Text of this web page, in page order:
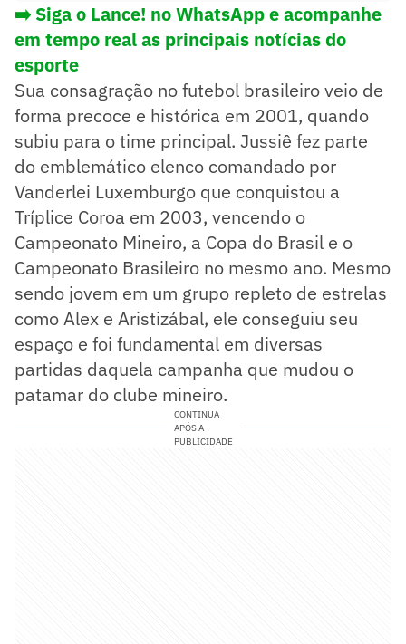
➡️ Siga o Lance! no WhatsApp e acompanhe
em tempo real as principais notícias do
esporte
Sua consagração no futebol brasileiro veio de
forma precoce e histórica em 2001, quando
subiu para o time principal. Jussiê fez parte
do emblemático elenco comandado por
Vanderlei Luxemburgo que conquistou a
Tríplice Coroa em 2003, vencendo o
Campeonato Mineiro, a Copa do Brasil e o
Campeonato Brasileiro no mesmo ano. Mesmo
sendo jovem em um grupo repleto de estrelas
como Alex e Aristizábal, ele conseguiu seu
espaço e foi fundamental em diversas
partidas daquela campanha que mudou o
patamar do clube mineiro.
CONTINUA
APÓS A
PUBLICIDADE